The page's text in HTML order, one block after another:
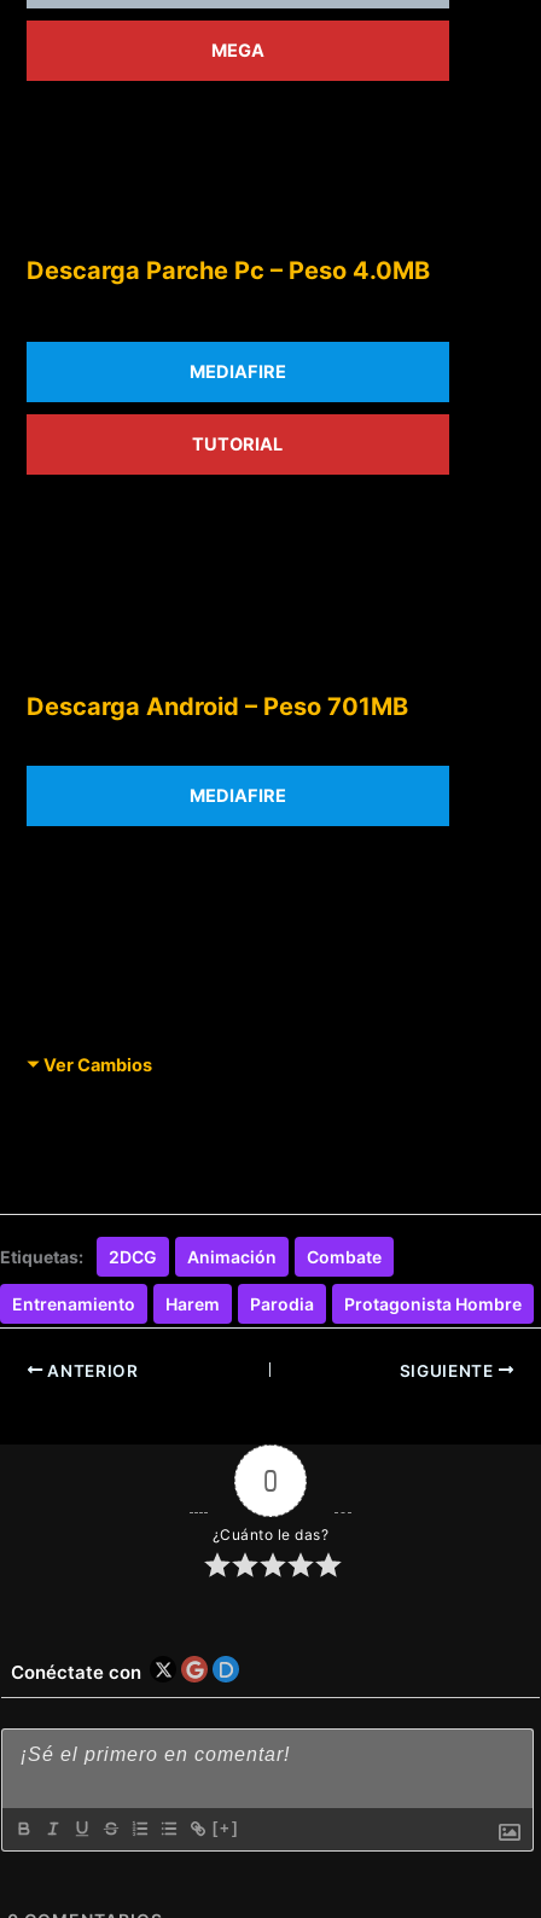
MEGA
Descarga Parche Pc – Peso 4.0MB
MEDIAFIRE
TUTORIAL
Descarga Android – Peso 701MB
MEDIAFIRE
Ver Cambios
Etiquetas: 2DCG Animación Combate
Entrenamiento Harem Parodia Protagonista Hombre
ANTERIOR SIGUIENTE
0
¿Cuánto le das?
Conéctate con
[+]